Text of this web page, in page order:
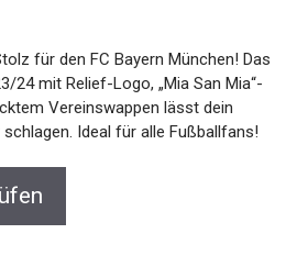
für den FC Bayern München! Das
24 mit Relief-Logo, „Mia San Mia“-
Vereinswappen lässt dein
Ideal für alle Fußballfans!